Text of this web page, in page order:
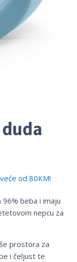
od 80KM!
beba i imaju
nepcu za
prostora za
i čeljust te